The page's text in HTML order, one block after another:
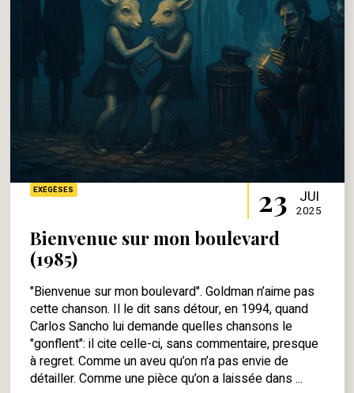
EXÉGÈSES 23 JUI
2025
Bienvenue sur mon boulevard
(1985)
"Bienvenue sur mon boulevard". Goldman n’aime pas
cette chanson. Il le dit sans détour, en 1994, quand
Carlos Sancho lui demande quelles chansons le
"gonflent": il cite celle-ci, sans commentaire, presque
à regret. Comme un aveu qu’on n’a pas envie de
détailler. Comme une pièce qu’on a laissée dans ...